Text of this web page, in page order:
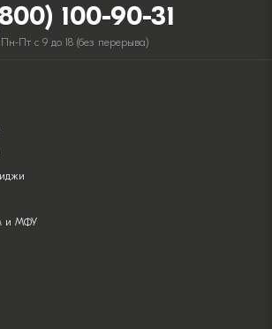
100-90-31
Пн-Пт с 9 до 18 (без перерыва)
и МФУ